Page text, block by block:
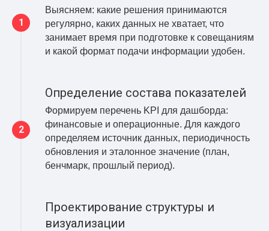
Выясняем: какие решения принимаются
регулярно, каких данных не хватает, что
занимает время при подготовке к совещаниям
и какой формат подачи информации удобен.
Определение состава показателей
Формируем перечень KPI для дашборда:
финансовые и операционные. Для каждого
определяем источник данных, периодичность
обновления и эталонное значение (план,
бенчмарк, прошлый период).
Проектирование структуры и
визуализации